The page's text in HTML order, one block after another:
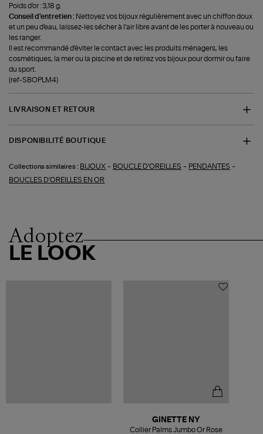
Poids d'or : 3,18 g.
Conseil d'entretien : Nettoyez vos bijoux régulièrement avec un chiffon doux
et un peu d'eau, laissez-les sécher à l'air libre avant de les porter à nouveau ou
les ranger.
Il est recommandé d'éviter le contact avec les produits ménagers, les
cosmétiques, la mer ou la piscine et de retirez vos bijoux pour dormir ou faire
du sport.
(ref-SBOPLM4)
LIVRAISON ET RETOUR
DISPONIBILITÉ BOUTIQUE
Collections similaires : BIJOUX - BOUCLE D'OREILLES - PENDANTES -
BOUCLES D'OREILLES EN OR
Adoptez
LE LOOK
GINETTE NY
Collier Palms Jumbo Or Rose